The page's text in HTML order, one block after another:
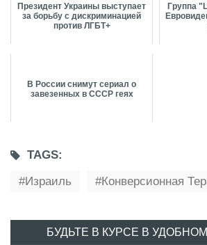
Президент Украины выступает
за борьбу с дискриминацией
против ЛГБТ+
Группа
В России снимут сериал о
завезенных в СССР геях
TAGS:
Израиль
Конверсионная
БУДЬТЕ В КУРСЕ В